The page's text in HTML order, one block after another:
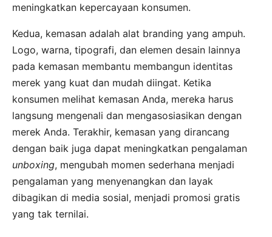
meningkatkan kepercayaan konsumen.
Kedua, kemasan adalah alat branding yang ampuh.
Logo, warna, tipografi, dan elemen desain lainnya
pada kemasan membantu membangun identitas
merek yang kuat dan mudah diingat. Ketika
konsumen melihat kemasan Anda, mereka harus
langsung mengenali dan mengasosiasikan dengan
merek Anda. Terakhir, kemasan yang dirancang
dengan baik juga dapat meningkatkan pengalaman
unboxing, mengubah momen sederhana menjadi
pengalaman yang menyenangkan dan layak
dibagikan di media sosial, menjadi promosi gratis
yang tak ternilai.